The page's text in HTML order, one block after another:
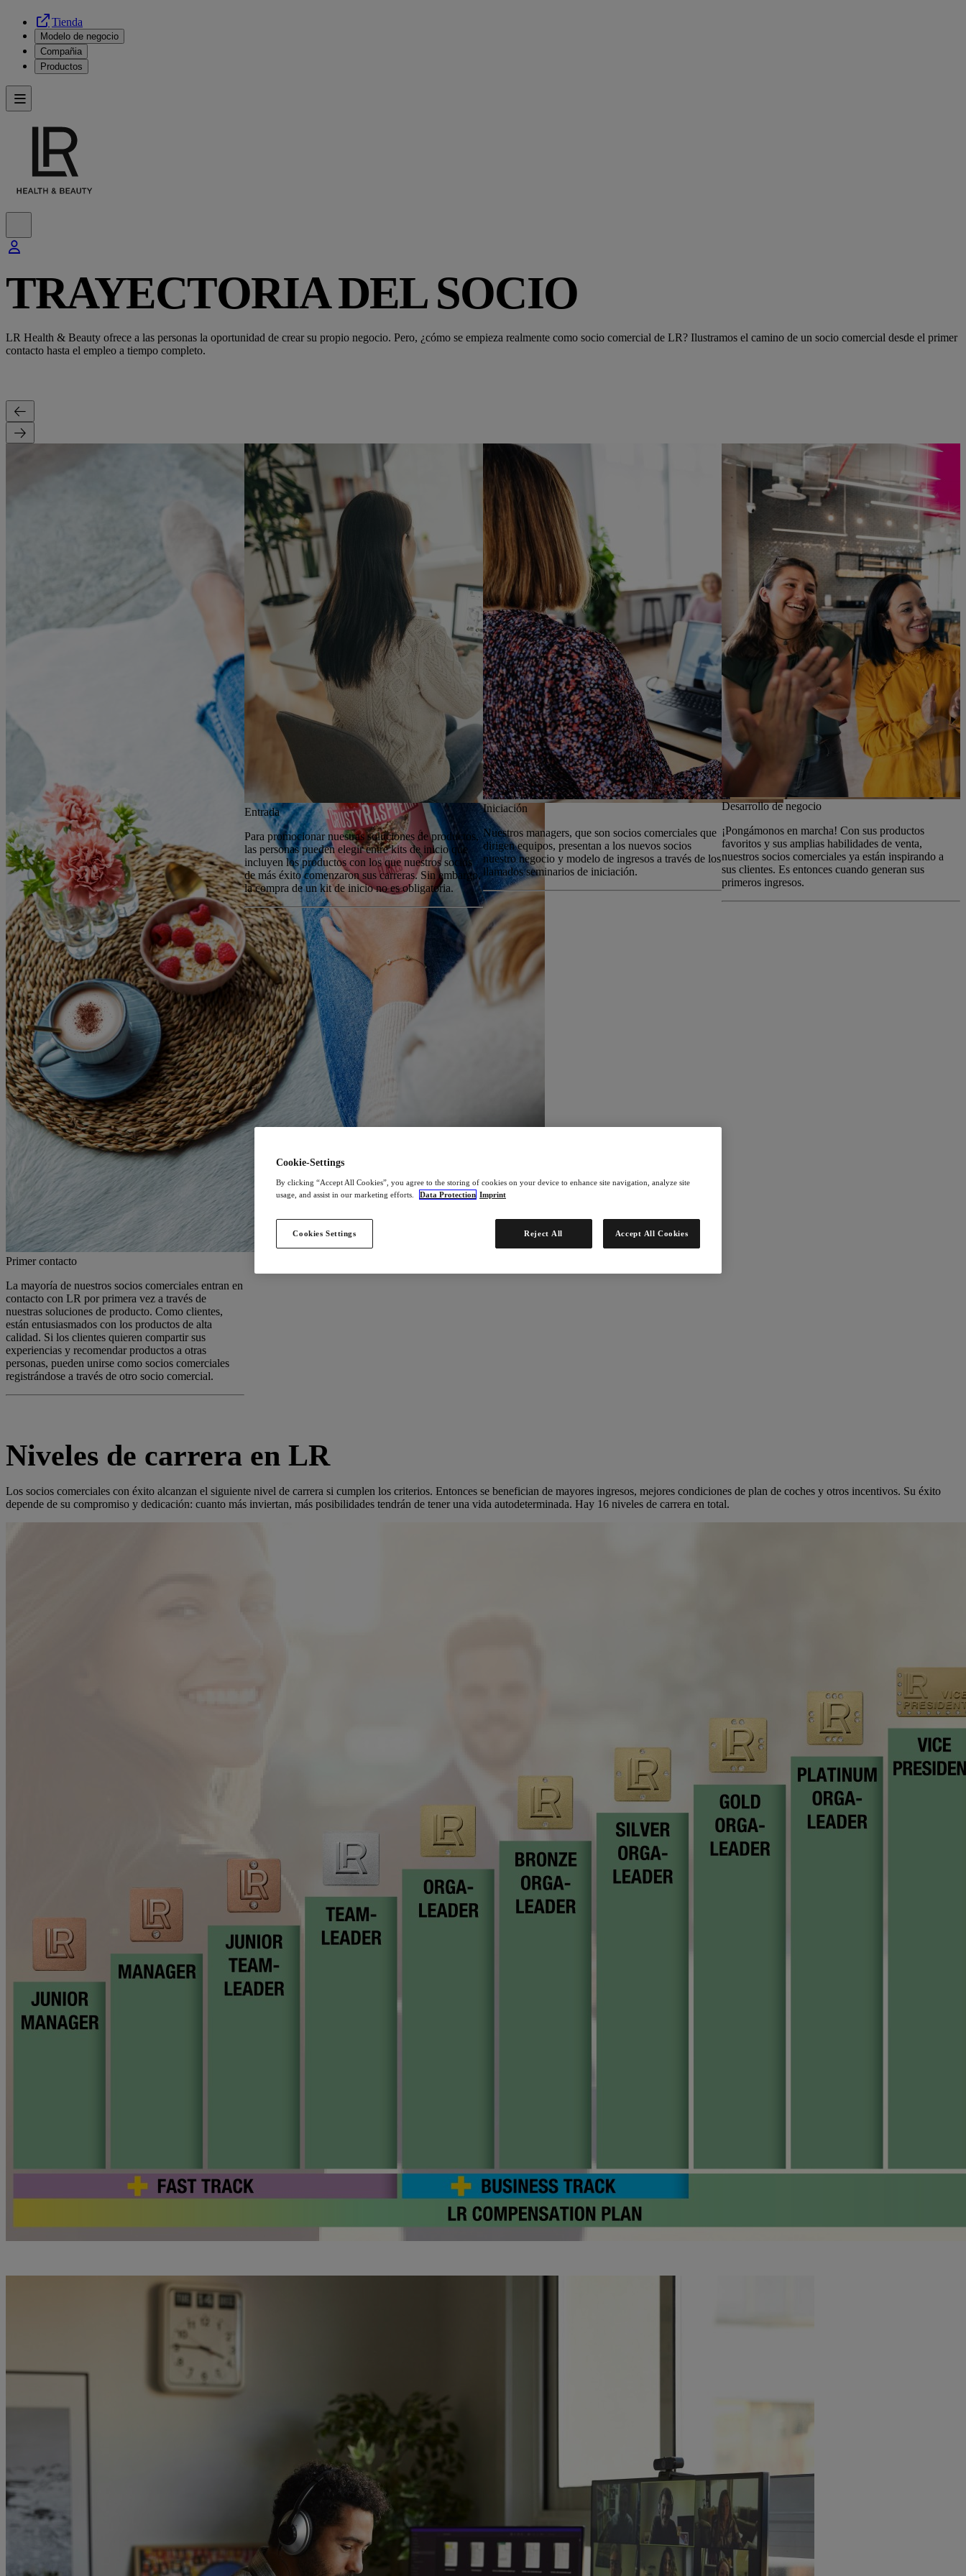
Tienda
Modelo de negocio
Compañia
Productos
TRAYECTORIA DEL SOCIO
LR Health & Beauty ofrece a las personas la oportunidad de crear su propio negocio. Pero, ¿cómo se empieza realmente como socio comercial de LR? Ilustramos el camino de un socio comercial desde el primer
contacto hasta el empleo a tiempo completo.
Primer contacto
La mayoría de nuestros socios comerciales entran en
contacto con LR por primera vez a través de
nuestras soluciones de producto. Como clientes,
están entusiasmados con los productos de alta
calidad. Si los clientes quieren compartir sus
experiencias y recomendar productos a otras
personas, pueden unirse como socios comerciales
registrándose a través de otro socio comercial.
Entrada
Para promocionar nuestras soluciones de productos,
las personas pueden elegir entre kits de inicio que
incluyen los productos con los que nuestros socios
de más éxito comenzaron sus carreras. Sin embargo,
la compra de un kit de inicio no es obligatoria.
Iniciación
Nuestros managers, que son socios comerciales que
dirigen equipos, presentan a los nuevos socios
nuestro negocio y modelo de ingresos a través de los
llamados seminarios de iniciación.
Desarrollo de negocio
¡Pongámonos en marcha! Con sus productos
favoritos y sus amplias habilidades de venta,
nuestros socios comerciales ya están inspirando a
sus clientes. Es entonces cuando generan sus
primeros ingresos.
Niveles de carrera en LR
Los socios comerciales con éxito alcanzan el siguiente nivel de carrera si cumplen los criterios. Entonces se benefician de mayores ingresos, mejores condiciones de plan de coches y otros incentivos. Su éxito
depende de su compromiso y dedicación: cuanto más inviertan, más posibilidades tendrán de tener una vida autodeterminada. Hay 16 niveles de carrera en total.
Cookie-Settings
By clicking “Accept All Cookies”, you agree to the storing of cookies on your device to enhance site navigation, analyze site
usage, and assist in our marketing efforts.
Data Protection Imprint
Cookies Settings Reject All Accept All Cookies